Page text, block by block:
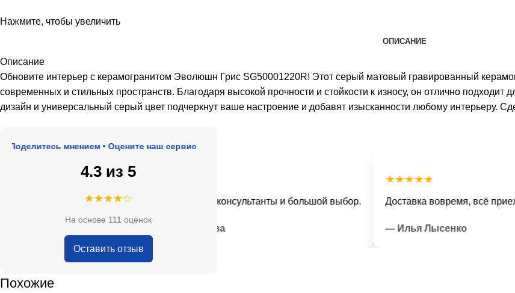
Нажмите, чтобы увеличить
ОПИСАНИЕ
Описание
Обновите интерьер с керамогранитом Эволюшн Грис SG50001220R! Этот серый матовый гравированный
современных и стильных пространств. Благодаря высокой прочности и стойкости к износу, он отлично
дизайн и универсальный серый цвет подчеркнут ваше настроение и добавят изысканности любому
мнением • Оцените наш сервис
4.3 из 5
★★★★☆
На основе 111 оценок
Оставить отзыв
адекватные цены.
★★★★★
Очень приятные консультанты и большой выбор.
★★★★★
Доставка вовремя, всё приехало
— Илья Лысенко
Похожие